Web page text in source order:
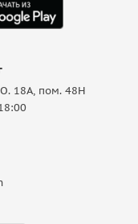
18A, пом. 48Н